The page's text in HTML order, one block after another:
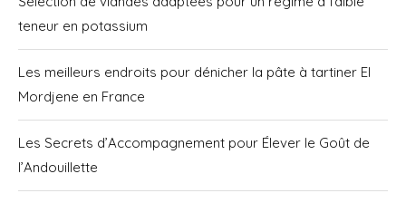
teneur en potassium
Les meilleurs endroits pour dénicher la pâte à tartiner El
Mordjene en France
Les Secrets d’Accompagnement pour Élever le Goût de
l’Andouillette